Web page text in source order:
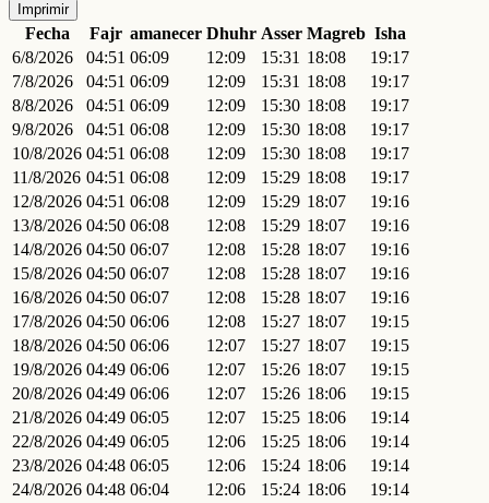
Imprimir
Fecha Fajr amanecer Dhuhr Asser Magreb Isha
6/8/2026
04:51 06:09 12:09 15:31 18:08
19:17
7/8/2026
04:51 06:09 12:09 15:31 18:08
19:17
8/8/2026
04:51 06:09 12:09 15:30 18:08
19:17
9/8/2026
04:51 06:08 12:09 15:30 18:08
19:17
10/8/2026 04:51 06:08 12:09 15:30 18:08
19:17
11/8/2026 04:51 06:08 12:09 15:29 18:08
19:17
12/8/2026 04:51 06:08 12:09 15:29 18:07
19:16
13/8/2026 04:50 06:08 12:08 15:29 18:07
19:16
14/8/2026 04:50 06:07 12:08 15:28 18:07
19:16
15/8/2026 04:50 06:07 12:08 15:28 18:07
19:16
16/8/2026 04:50 06:07 12:08 15:28 18:07
19:16
17/8/2026 04:50 06:06 12:08 15:27 18:07
19:15
18/8/2026 04:50 06:06 12:07 15:27 18:07
19:15
19/8/2026 04:49 06:06 12:07 15:26 18:07
19:15
20/8/2026 04:49 06:06 12:07 15:26 18:06
19:15
21/8/2026 04:49 06:05 12:07 15:25 18:06
19:14
22/8/2026 04:49 06:05 12:06 15:25 18:06
19:14
23/8/2026 04:48 06:05 12:06 15:24 18:06
19:14
24/8/2026 04:48 06:04 12:06 15:24 18:06
19:14